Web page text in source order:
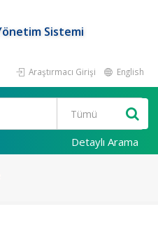
Sistemi
Araştırmacı Girişi English
Detaylı Arama